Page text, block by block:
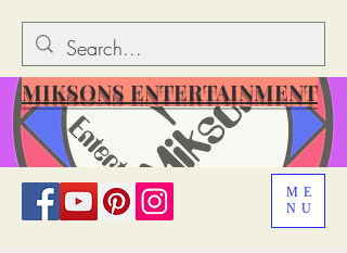
ME
NU
MIKSONS ENTERTAINMENT